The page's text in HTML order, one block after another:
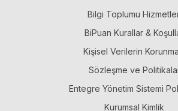
Bilgi Toplumu
BiPuan Kurallar &
Kişisel Verilerin
Sözleşme ve
Entegre Yönetim Sistemi
Kurumsal Kimlik